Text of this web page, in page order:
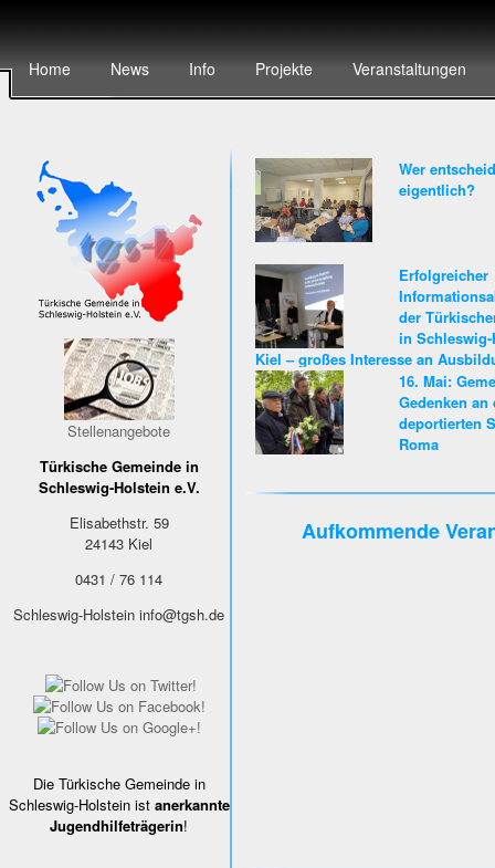
Home News Info Projekte Veranstaltungen
Stellenangebote
Türkische Gemeinde in
Schleswig-Holstein e.V.
Elisabethstr. 59
24143 Kiel
0431 / 76 114
Schleswig-Holstein info@tgsh.de
Die Türkische Gemeinde in
Schleswig-Holstein ist anerkannte
Jugendhilfeträgerin!
Wer
eigentlich?
Erfolgreicher
der
in
Kiel – großes Interesse an
Karriere beim Land Schleswig-
16. Mai:
Gedenken an
deportierten
Roma
Aufkommende